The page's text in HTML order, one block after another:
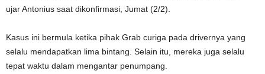
ujar Antonius saat dikonfirmasi, Jumat (2/2).
Kasus ini bermula ketika pihak Grab curiga pada drivernya yang
selalu mendapatkan lima bintang. Selain itu, mereka juga selalu
tepat waktu dalam mengantar penumpang.